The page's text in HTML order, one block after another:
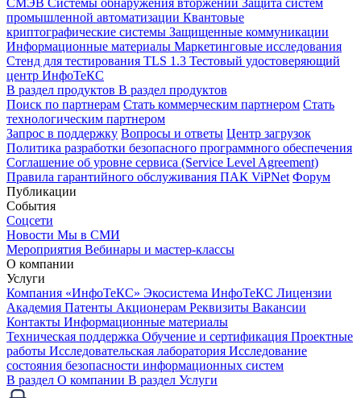
СМЭВ Системы обнаружения вторжений Защита систем
промышленной автоматизации Квантовые
криптографические системы Защищенные коммуникации
Информационные материалы Маркетинговые исследования
Стенд для тестирования TLS 1.3 Тестовый удостоверяющий
центр ИнфоТеКС
В раздел продуктов В раздел продуктов
Поиск по партнерам Стать коммерческим партнером Стать
технологическим партнером
Запрос в поддержку Вопросы и ответы Центр загрузок
Политика разработки безопасного программного обеспечения
Соглашение об уровне сервиса (Service Level Agreement)
Правила гарантийного обслуживания ПАК ViPNet Форум
Публикации
События
Соцсети
Новости Мы в СМИ
Мероприятия Вебинары и мастер-классы
О компании
Услуги
Компания «ИнфоТеКС» Экосистема ИнфоТеКС Лицензии
Академия Патенты Акционерам Реквизиты Вакансии
Контакты Информационные материалы
Техническая поддержка Обучение и сертификация Проектные
работы Исследовательская лаборатория Исследование
состояния безопасности информационных систем
В раздел О компании В раздел Услуги